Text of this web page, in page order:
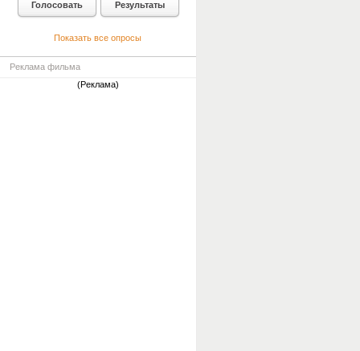
Показать все опросы
Реклама фильма
(Реклама)